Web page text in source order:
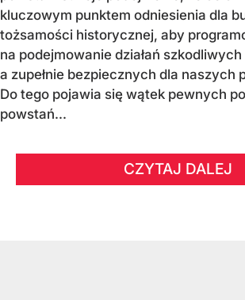
kluczowym punktem odniesienia dla
tożsamości historycznej, aby
na podejmowanie działań szkodliwych
a zupełnie bezpiecznych dla naszych
Do tego pojawia się wątek pewnych
powstań...
CZYTAJ DALEJ